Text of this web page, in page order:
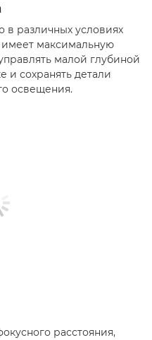
в различных условиях
имеет максимальную
малой глубиной
и сохранять детали
освещения.
расстояния,